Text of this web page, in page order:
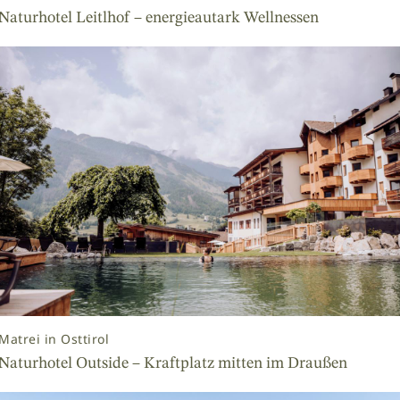
Leitlhof – energieautark Wellnessen
in Osttirol
Outside – Kraftplatz mitten im Draußen